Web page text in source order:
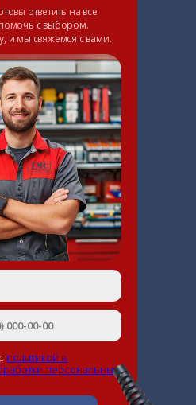
политикой в
персональных
ответить на все
с выбором.
и мы свяжемся с вами.